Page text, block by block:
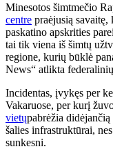
Minesotos šimtmečio
centre praėjusią
paskatino apskrities
tai tik viena iš šimtų
regione, kurių būklė
News“ atlikta
Incidentas, įvykęs per
Vakaruose, per kurį
vietųpabrėžia
šalies infrastruktūrai,
sunkesni.